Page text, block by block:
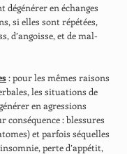
dégénérer en échanges
si elles sont répétées,
d’angoisse, et de mal-
: pour les mêmes raisons
les situations de
en agressions
conséquence : blessures
et parfois séquelles
perte d’appétit,